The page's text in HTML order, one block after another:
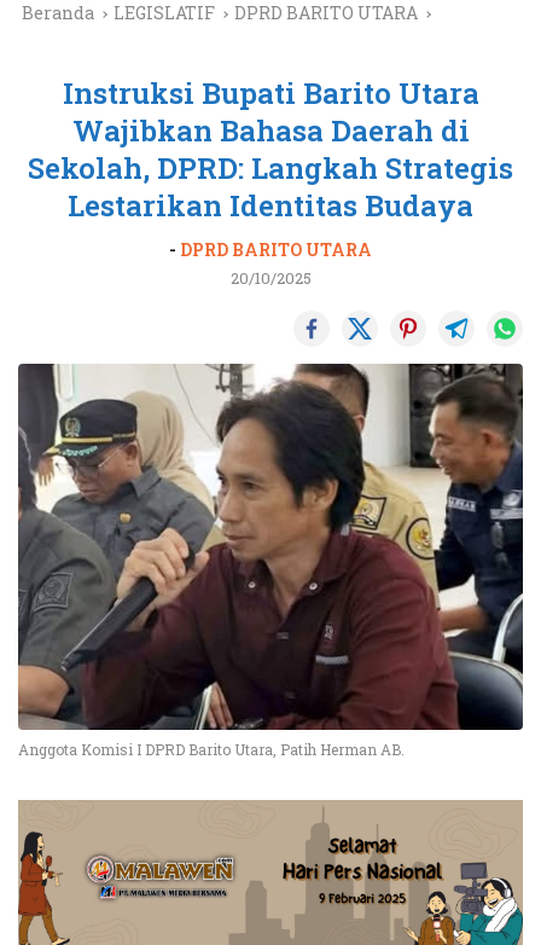
Beranda LEGISLATIF DPRD BARITO UTARA
Instruksi Bupati Barito Utara
Wajibkan Bahasa Daerah di
Sekolah, DPRD: Langkah Strategis
Lestarikan Identitas Budaya
- DPRD BARITO UTARA
20/10/2025
Anggota Komisi I DPRD Barito Utara, Patih Herman AB.